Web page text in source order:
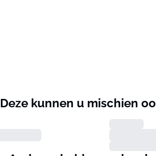
Deze kunnen u mischien